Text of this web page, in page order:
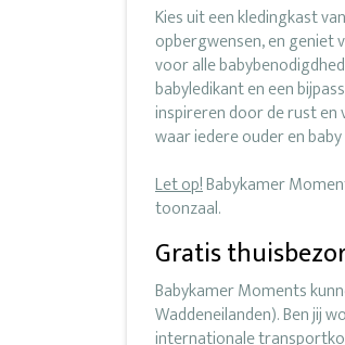
Kies uit een kledingkast
opbergwensen, en geniet
voor alle
babyledikant en een
inspireren door de rust en
waar iedere ouder en
Let op!Babykamer
toonzaal.
Gratis
Babykamer Moments
Waddeneilanden). Ben jij